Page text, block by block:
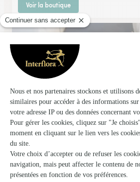
Voir la boutique
Les Fleurs de Coline
Sannois
★★★★ ★4.9 (113)
35 bis, Bd Charles-de-Gaulle
Voir la boutique